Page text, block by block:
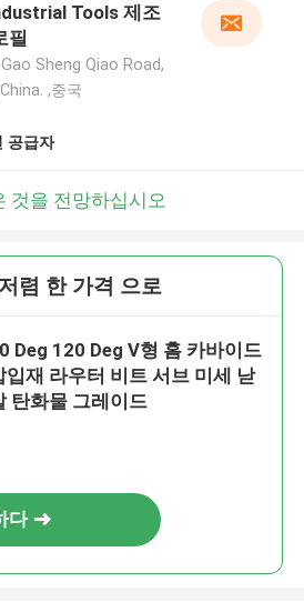
Tools 제조
필
Sheng Qiao Road,
,중국
공급자
것을 전망하십시오
렴 한 가격 으로
Deg 120 Deg V형 홈 카바이드
입재 라우터 비트 서브 미세 낟
탄화물 그레이드
다